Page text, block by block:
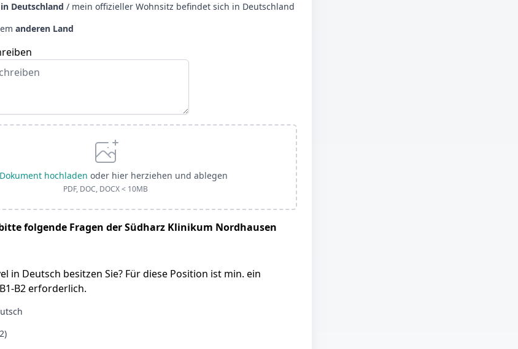
in Deutschland / mein offizieller Wohnsitz befindet sich in Deutschland
anderen Land
hochladen oder hier herziehen und ablegen
PDF, DOC, DOCX < 10MB
folgende Fragen der Südharz Klinikum Nordhausen
in Deutsch besitzen Sie? Für diese Position ist min. ein
B2 erforderlich.